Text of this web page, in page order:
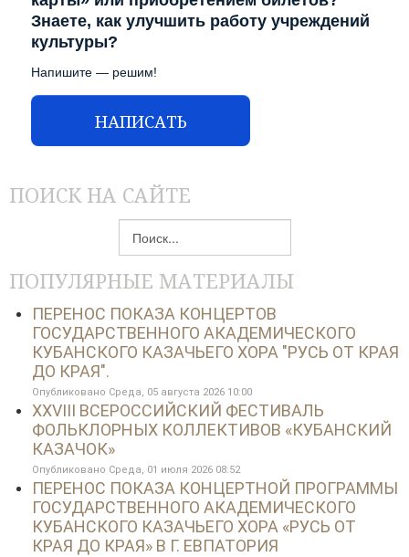
Знаете, как улучшить работу учреждений
культуры?
Напишите — решим!
НАПИСАТЬ
ПОИСК НА САЙТЕ
ПОПУЛЯРНЫЕ МАТЕРИАЛЫ
ПЕРЕНОС ПОКАЗА КОНЦЕРТОВ
ГОСУДАРСТВЕННОГО АКАДЕМИЧЕСКОГО
КУБАНСКОГО КАЗАЧЬЕГО ХОРА "РУСЬ ОТ КРАЯ
ДО КРАЯ".
Опубликовано Среда, 05 августа 2026 10:00
XXVIII ВСЕРОССИЙСКИЙ ФЕСТИВАЛЬ
ФОЛЬКЛОРНЫХ КОЛЛЕКТИВОВ «КУБАНСКИЙ
КАЗАЧОК»
Опубликовано Среда, 01 июля 2026 08:52
ПЕРЕНОС ПОКАЗА КОНЦЕРТНОЙ ПРОГРАММЫ
ГОСУДАРСТВЕННОГО АКАДЕМИЧЕСКОГО
КУБАНСКОГО КАЗАЧЬЕГО ХОРА «РУСЬ ОТ
КРАЯ ДО КРАЯ» В Г. ЕВПАТОРИЯ